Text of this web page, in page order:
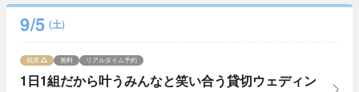
9/5 (土)
1日1組だから叶うみんなと笑い合う貸切ウェディン
残席 無料 リアルタイム予約